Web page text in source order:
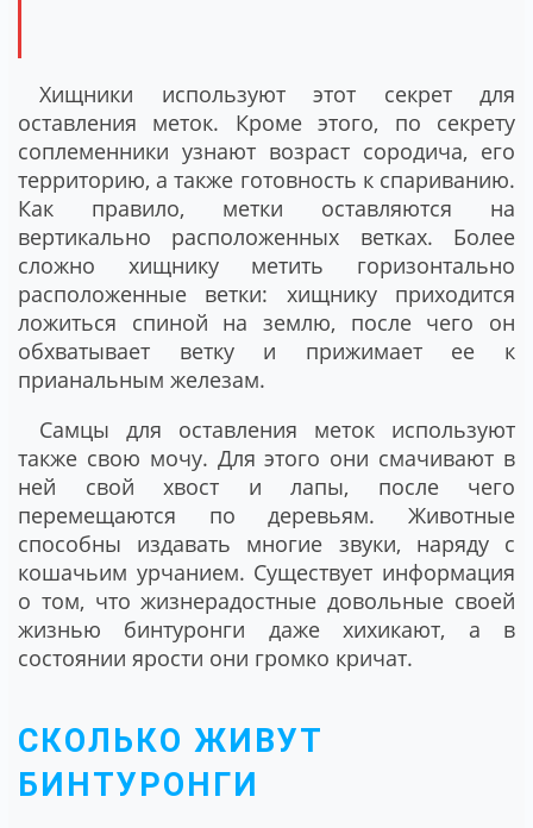
Хищники используют этот секрет для
оставления меток. Кроме этого, по секрету
соплеменники узнают возраст сородича, его
территорию, а также готовность к спариванию.
Как правило, метки оставляются на
вертикально расположенных ветках. Более
сложно хищнику метить горизонтально
расположенные ветки: хищнику приходится
ложиться спиной на землю, после чего он
обхватывает ветку и прижимает ее к
прианальным железам.
Самцы для оставления меток используют
также свою мочу. Для этого они смачивают в
ней свой хвост и лапы, после чего
перемещаются по деревьям. Животные
способны издавать многие звуки, наряду с
кошачьим урчанием. Существует информация
о том, что жизнерадостные довольные своей
жизнью бинтуронги даже хихикают, а в
состоянии ярости они громко кричат.
СКОЛЬКО ЖИВУТ
БИНТУРОНГИ